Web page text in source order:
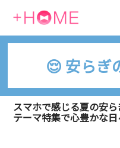
😌 安らぎ
スマホで感じる夏の安
テーマ特集で心豊かな